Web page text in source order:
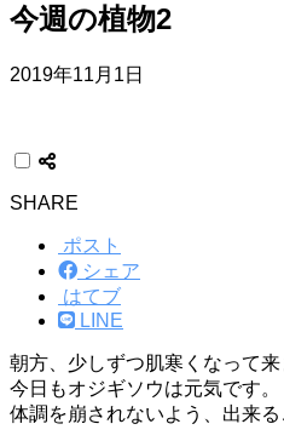
今週の植物2
2019年11月1日
SHARE
ポスト
シェア
はてブ
LINE
朝方、少しずつ肌寒くなって来
今日もオジギソウは元気です。
体調を崩されないよう、出来る